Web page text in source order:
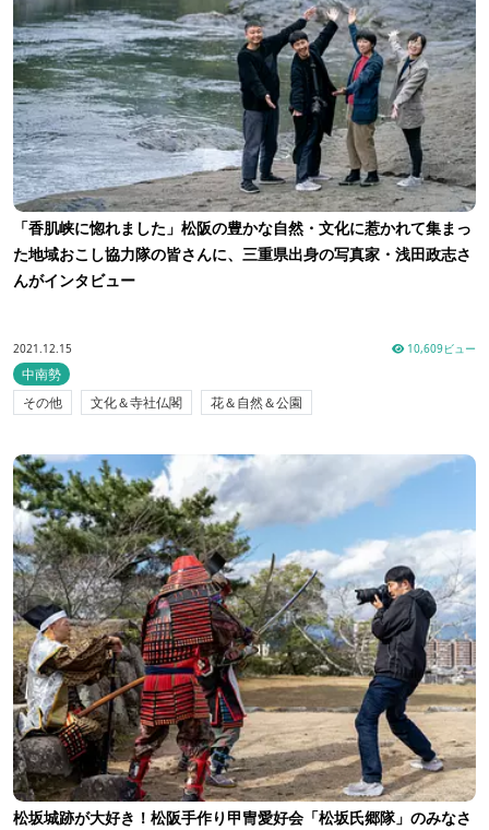
「香肌峡に惚れました」松阪の豊かな自然・文化に惹かれて集まっ
た地域おこし協力隊の皆さんに、三重県出身の写真家・浅田政志さ
んがインタビュー
2021.12.15 10,609ビュー
中南勢
その他
文化＆寺社仏閣 花＆自然＆公園
松坂城跡が大好き！松阪手作り甲冑愛好会「松坂氏郷隊」のみなさ